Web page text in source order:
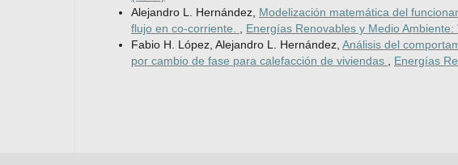
Alejandro L. Hernández, Modelización matemática del
flujo en co-corriente.
Energías Renovables y Medio Ambiente:
Fabio H. López, Alejandro L. Hernández, Análisis del
por cambio de fase para calefacción de viviendas
Energías